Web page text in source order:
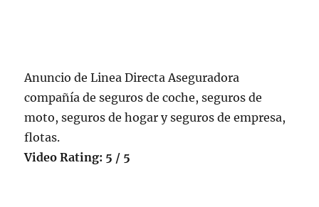
Anuncio de Linea Directa Aseguradora
compañía de seguros de coche, seguros de
moto, seguros de hogar y seguros de empresa,
flotas.
Video Rating: 5 / 5